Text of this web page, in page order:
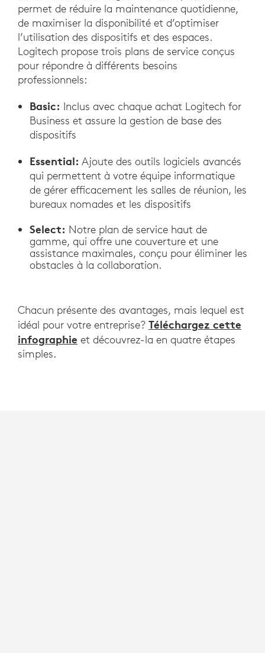
permet de réduire la maintenance quotidienne,
de maximiser la disponibilité et d’optimiser
l’utilisation des dispositifs et des espaces.
Logitech propose trois plans de service conçus
pour répondre à différents besoins
professionnels:
Basic: Inclus avec chaque achat Logitech for
Business et assure la gestion de base des
dispositifs
Essential: Ajoute des outils logiciels avancés
qui permettent à votre équipe informatique
de gérer efficacement les salles de réunion, les
bureaux nomades et les dispositifs
Select: Notre plan de service haut de
gamme, qui offre une couverture et une
assistance maximales, conçu pour éliminer les
obstacles à la collaboration.
Chacun présente des avantages, mais lequel est
idéal pour votre entreprise? Téléchargez cette
infographie et découvrez-la en quatre étapes
simples.